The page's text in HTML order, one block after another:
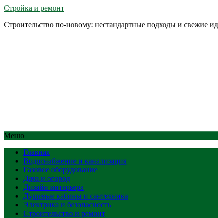
Стройка и ремонт
Строительство по-новому: нестандартные подходы и свежие
Меню
Главная
Водоснабжение и канализация
Газовое оборудование
Дача и огород
Дизайн интерьера
Душевые кабины и сантехника
Электрика и безопасность
Строительство и ремонт